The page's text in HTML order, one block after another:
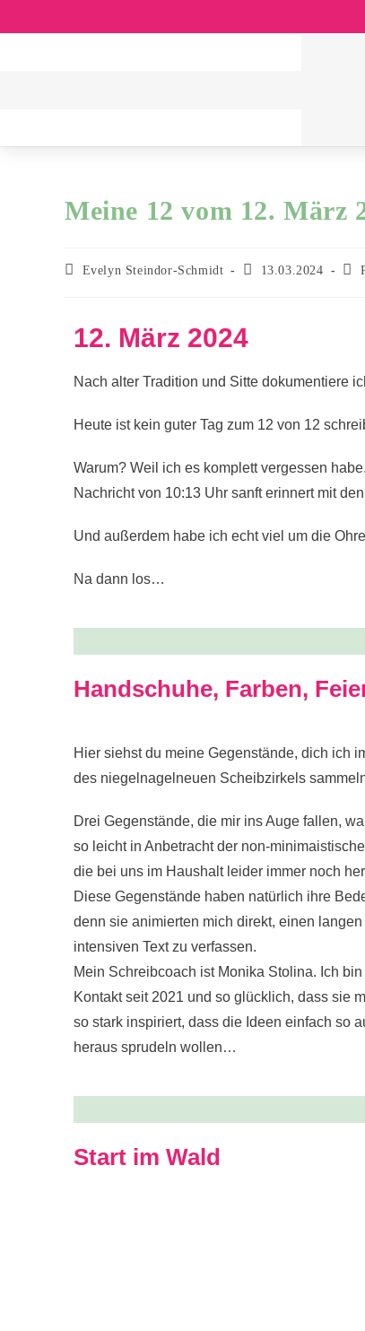
Meine 12 vom 12. März
Evelyn Steindor-Schmidt 13.03.2024
12. März 2024
Nach alter Tradition und Sitte dokumentiere
Heute ist kein guter Tag zum 12 von 12
Warum? Weil ich es komplett vergessen
Nachricht von 10:13 Uhr sanft erinnert mit
Und außerdem habe ich echt viel um die
Na dann los…
Handschuhe, Farben,
Hier siehst du meine Gegenstände, dich ich
des niegelnagelneuen Scheibzirkels
Drei Gegenstände, die mir ins Auge fallen,
so leicht in Anbetracht der non-
die bei uns im Haushalt leider immer noch
Diese Gegenstände haben natürlich ihre
denn sie animierten mich direkt, einen langen
intensiven Text zu verfassen.
Mein Schreibcoach ist Monika Stolina. Ich
Kontakt seit 2021 und so glücklich, dass sie
so stark inspiriert, dass die Ideen einfach so
heraus sprudeln wollen…
Start im Wald